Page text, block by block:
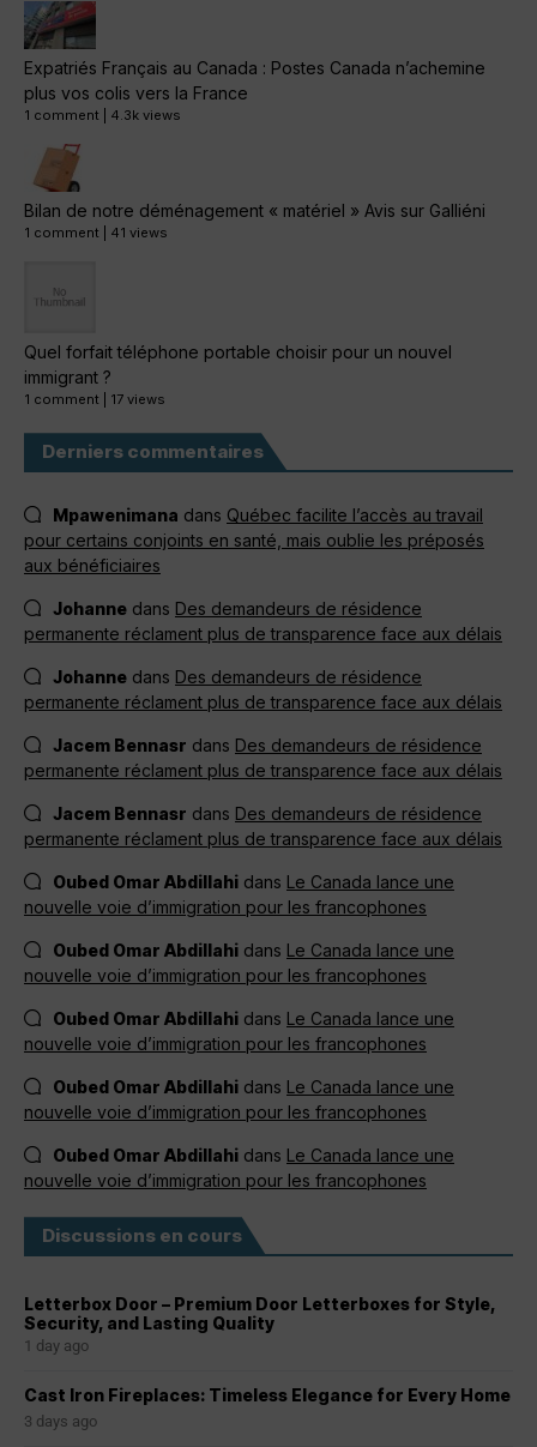
Expatriés Français au Canada : Postes Canada n’achemine
plus vos colis vers la France
1 comment 4.3k views
Bilan de notre déménagement « matériel » Avis sur Galliéni
1 comment 41 views
Quel forfait téléphone portable choisir pour un nouvel
immigrant ?
1 comment 17 views
Derniers commentaires
Mpawenimana dans Québec facilite l’accès au travail
pour certains conjoints en santé, mais oublie les préposés
aux bénéficiaires
Johanne dans Des demandeurs de résidence
permanente réclament plus de transparence face aux délais
Johanne dans Des demandeurs de résidence
permanente réclament plus de transparence face aux délais
Jacem Bennasr dans Des demandeurs de résidence
permanente réclament plus de transparence face aux délais
Jacem Bennasr dans Des demandeurs de résidence
permanente réclament plus de transparence face aux délais
Oubed Omar Abdillahi dans Le Canada lance une
nouvelle voie d’immigration pour les francophones
Oubed Omar Abdillahi dans Le Canada lance une
nouvelle voie d’immigration pour les francophones
Oubed Omar Abdillahi dans Le Canada lance une
nouvelle voie d’immigration pour les francophones
Oubed Omar Abdillahi dans Le Canada lance une
nouvelle voie d’immigration pour les francophones
Oubed Omar Abdillahi dans Le Canada lance une
nouvelle voie d’immigration pour les francophones
Discussions en cours
Letterbox Door – Premium Door Letterboxes for Style,
Security, and Lasting Quality
1 day ago
Cast Iron Fireplaces: Timeless Elegance for Every Home
3 days ago